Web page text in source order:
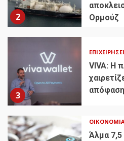
2
Ορμούζ
3
VIVA: Η
απόφαση
Άλμα 7,5